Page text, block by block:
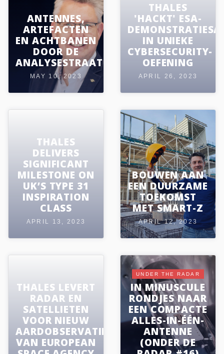
ANTENNES,
ARTEFACTEN
EN ACHTBANEN
DOOR DE
ANALYSESTRAAT
MAY 10, 2023
THALES
'HACKT' ESA-
IN UNIEKE
CYBERSECURITY-
OEFENING
APRIL 26, 2023
THALES
DELIVERS
SIGNIFICANT
MILESTONE ON
UK’S TYPE 31
INSPIRATION
CLASS
APRIL 13, 2023
BOUWEN AAN
EEN DUURZAME
TOEKOMST
MET SMART-Z
APRIL 12, 2023
THALES LEVERT
RADAR EN
SATELLIETEN
VOOR NIEUW
AARDOBSERVATIEPROGRAMMA
VAN EUROPEAN
UNDER THE RADAR
IN MINUSCULE
RONDJES NAAR
EEN COMPACTE
ALLES-IN-ÉÉN-
ANTENNE
(ONDER DE